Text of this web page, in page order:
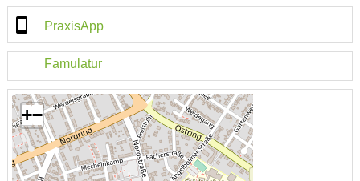
PraxisApp
Famulatur
+−